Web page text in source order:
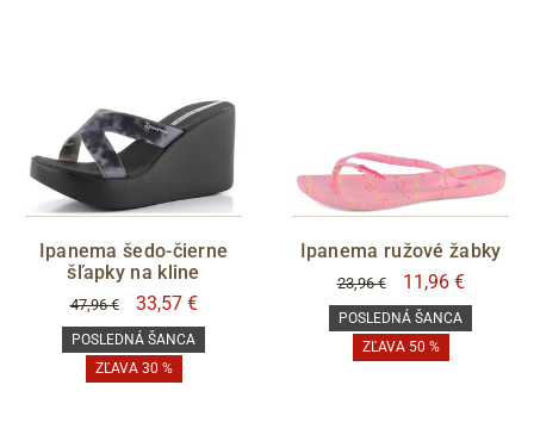
Ipanema šedo-čierne
šľapky na kline
47,96 € 33,57 €
POSLEDNÁ ŠANCA
ZĽAVA 30 %
Ipanema ružové žabky
23,96 € 11,96 €
POSLEDNÁ ŠANCA
ZĽAVA 50 %